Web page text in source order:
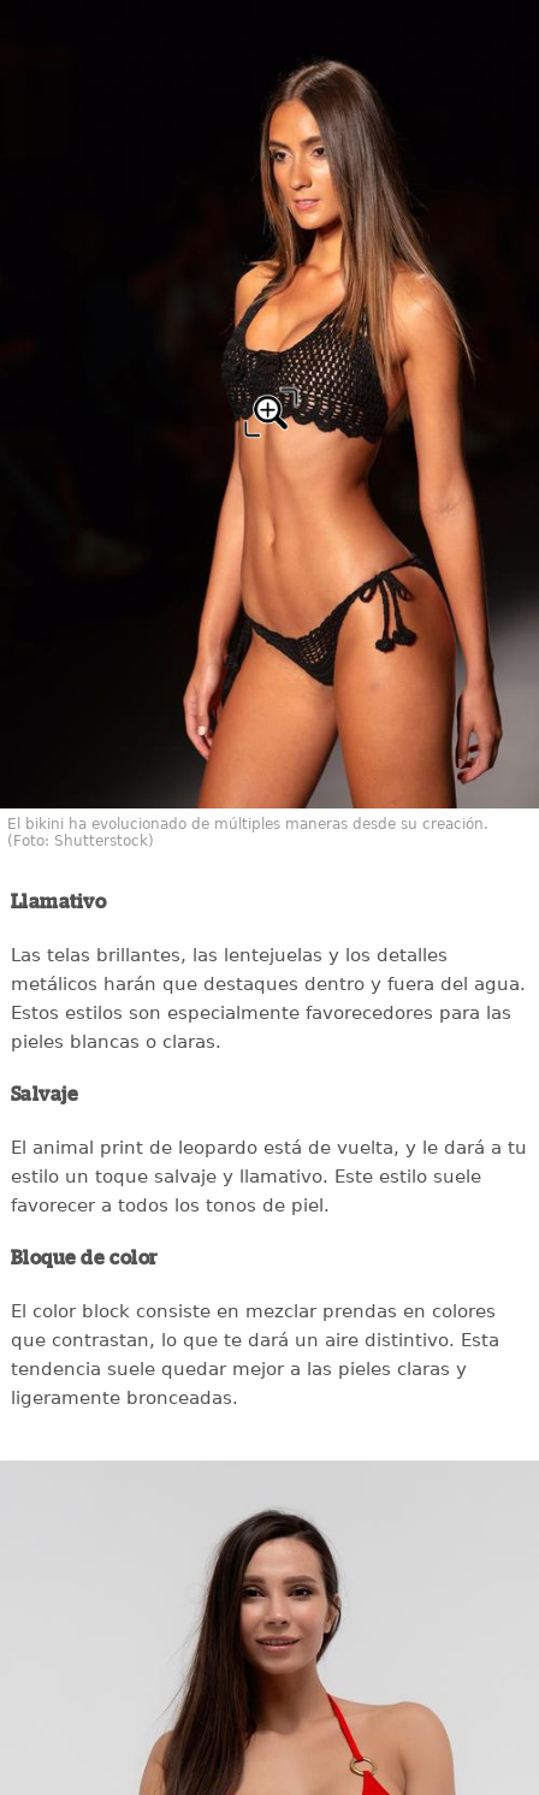
El bikini ha evolucionado de múltiples maneras desde su creación.
(Foto: Shutterstock)
Llamativo
Las telas brillantes, las lentejuelas y los detalles
metálicos harán que destaques dentro y fuera del agua.
Estos estilos son especialmente favorecedores para las
pieles blancas o claras.
Salvaje
El animal print de leopardo está de vuelta, y le dará a tu
estilo un toque salvaje y llamativo. Este estilo suele
favorecer a todos los tonos de piel.
Bloque de color
El color block consiste en mezclar prendas en colores
que contrastan, lo que te dará un aire distintivo. Esta
tendencia suele quedar mejor a las pieles claras y
ligeramente bronceadas.